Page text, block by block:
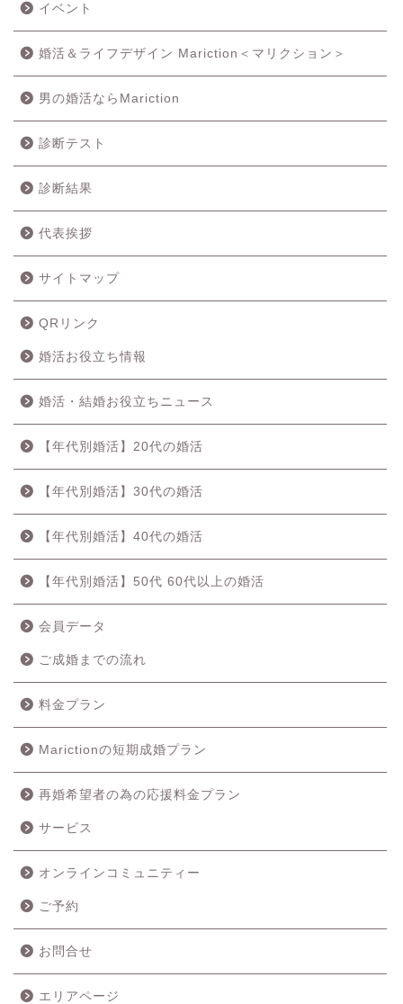
イベント
婚活＆ライフデザイン Mariction＜マリクション＞
男の婚活ならMariction
診断テスト
診断結果
代表挨拶
サイトマップ
QRリンク
婚活お役立ち情報
婚活・結婚お役立ちニュース
【年代別婚活】20代の婚活
【年代別婚活】30代の婚活
【年代別婚活】40代の婚活
【年代別婚活】50代 60代以上の婚活
会員データ
ご成婚までの流れ
料金プラン
Marictionの短期成婚プラン
再婚希望者の為の応援料金プラン
サービス
オンラインコミュニティー
ご予約
お問合せ
エリアページ